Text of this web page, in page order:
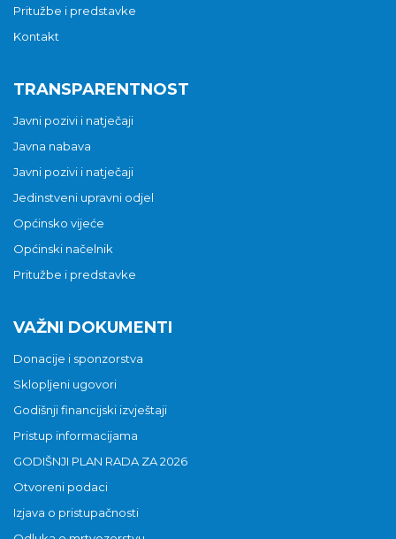
Pritužbe i predstavke
Kontakt
TRANSPARENTNOST
Javni pozivi i natječaji
Javna nabava
Javni pozivi i natječaji
Jedinstveni upravni odjel
Općinsko vijeće
Općinski načelnik
Pritužbe i predstavke
VAŽNI DOKUMENTI
Donacije i sponzorstva
Sklopljeni ugovori
Godišnji financijski izvještaji
Pristup informacijama
GODIŠNJI PLAN RADA ZA 2026
Otvoreni podaci
Izjava o pristupačnosti